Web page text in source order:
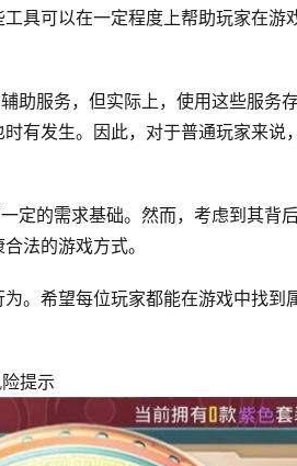
具可以在一定程度上帮助玩家在游
助服务，但实际上，使用这些服务
有发生。因此，对于普通玩家来说
定的需求基础。然而，考虑到其背
法的游戏方式。
。希望每位玩家都能在游戏中找到
提示